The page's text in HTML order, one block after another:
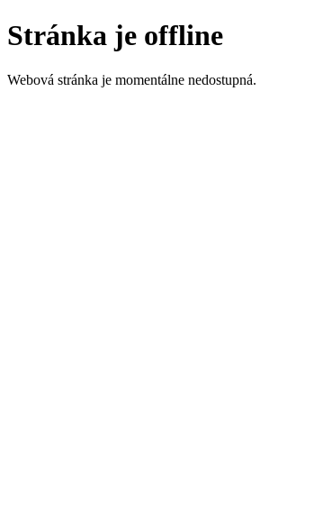
Stránka je offline
Webová stránka je momentálne nedostupná.